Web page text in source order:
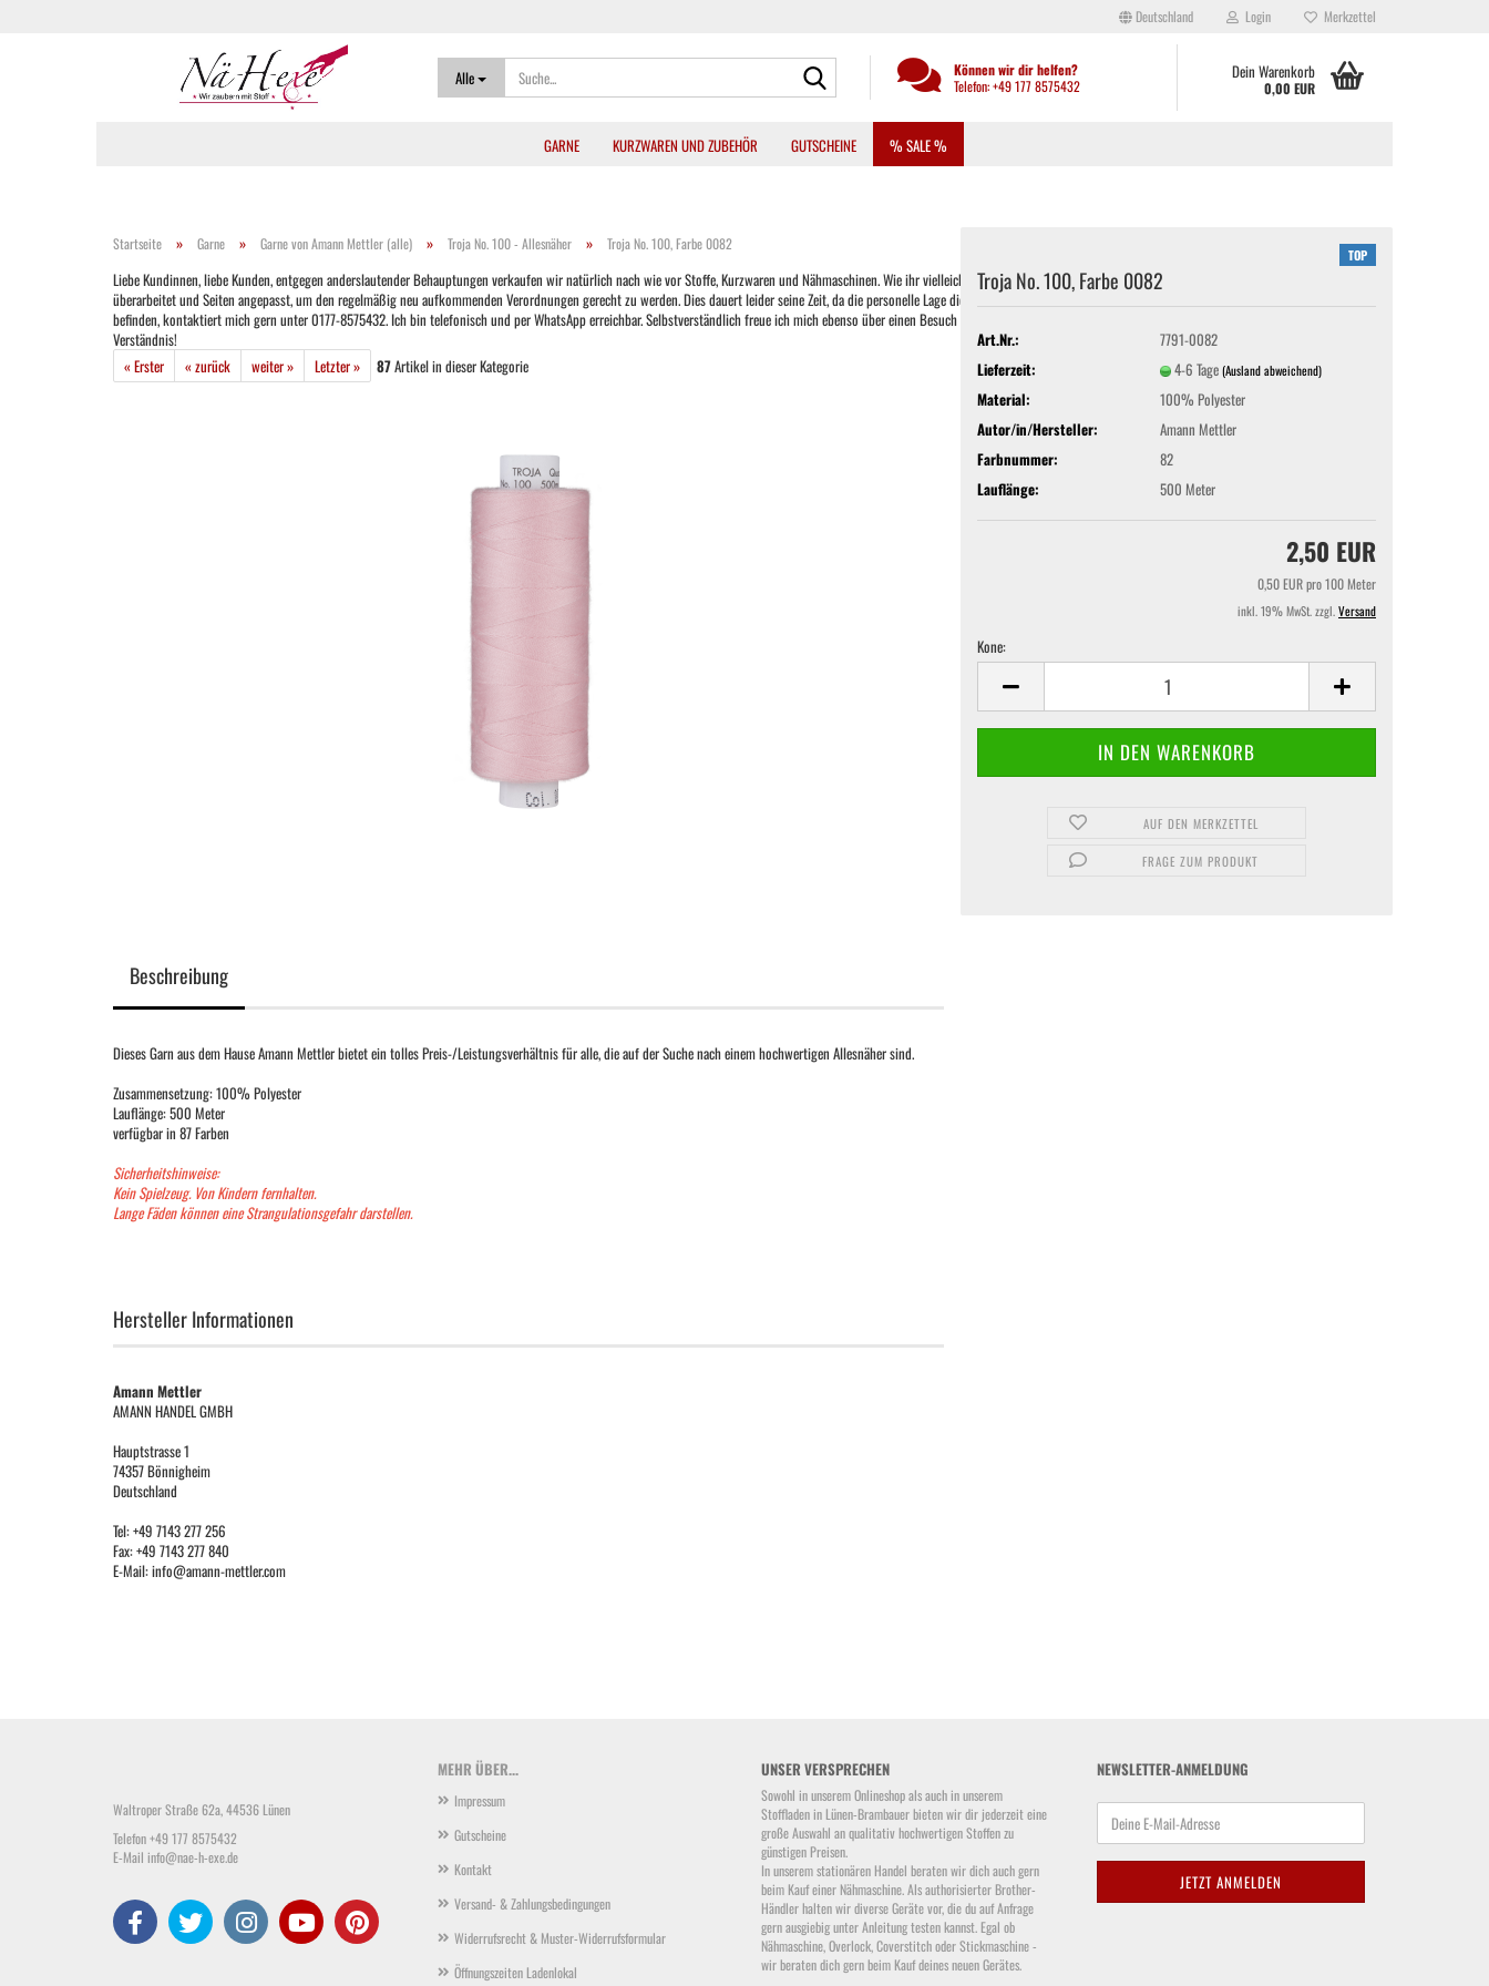
Deutschland Login Merkzettel
Alle
Können wir dir helfen?
Telefon: +49 177 8575432
Dein Warenkorb
0,00 EUR
GARNE KURZWAREN UND ZUBEHÖR GUTSCHEINE % SALE %
Startseite » Garne » Garne von Amann Mettler (alle) » Troja No. 100 - Allesnäher » Troja No. 100, Farbe 0082
Liebe Kundinnen, liebe Kunden, entgegen anderslautender Behauptungen verkaufen wir natürlich nach wie vor Stoffe, Kurzwaren und Nähmaschinen. Wie ihr vielleicht auch bei anderen kleinen Shops festgestellt habt, werden aktuell viele Artikel
überarbeitet und Seiten angepasst, um den regelmäßig neu aufkommenden Verordnungen gerecht zu werden. Dies dauert leider seine Zeit, da die personelle Lage dies oft nicht hergibt. Solltet ihr Artikel benötigen, die sich derzeit nicht im Shop
befinden, kontaktiert mich gern unter 0177-8575432. Ich bin telefonisch und per WhatsApp erreichbar. Selbstverständlich freue ich mich ebenso über einen Besuch im Laden: Waltroper Straße 62a, 44536 Lünen. Vielen Dank für euer
Verständnis!
« Erster
« zurück weiter » Letzter » 87Artikel in dieser Kategorie
TOP
Troja No. 100, Farbe 0082
Art.Nr.:
7791-0082
Lieferzeit:
4-6 Tage(Ausland abweichend)
Material:
100% Polyester
Autor/in/Hersteller:
Amann Mettler
Farbnummer:
82
Lauflänge:
500 Meter
2,50 EUR
0,50 EUR pro 100 Meter
inkl. 19% MwSt. zzgl.Versand
Kone:
AUF DEN MERKZETTEL
FRAGE ZUM PRODUKT
Beschreibung
Dieses Garn aus dem Hause Amann Mettler bietet ein tolles Preis-/Leistungsverhältnis für alle, die auf der Suche nach einem hochwertigen Allesnäher sind.
Zusammensetzung: 100% Polyester
Lauflänge: 500 Meter
verfügbar in 87 Farben
Sicherheitshinweise:
Kein Spielzeug. Von Kindern fernhalten.
Lange Fäden können eine Strangulationsgefahr darstellen.
Hersteller Informationen
Amann Mettler
AMANN HANDEL GMBH
Hauptstrasse 1
74357 Bönnigheim
Deutschland
Tel: +49 7143 277 256
Fax: +49 7143 277 840
E-Mail: info@amann-mettler.com
MEHR ÜBER...
Impressum
Gutscheine
Kontakt
Versand- & Zahlungsbedingungen
Widerrufsrecht & Muster-Widerrufsformular
Öffnungszeiten Ladenlokal
UNSER VERSPRECHEN
Sowohl in unserem Onlineshop als auch in unserem
Stoffladen in Lünen-Brambauer bieten wir dir jederzeit eine
große Auswahl an qualitativ hochwertigen Stoffen zu
günstigen Preisen.
In unserem stationären Handel beraten wir dich auch gern
beim Kauf einer Nähmaschine. Als authorisierter Brother-
Händler halten wir diverse Geräte vor, die du auf Anfrage
gern ausgiebig unter Anleitung testen kannst. Egal ob
Nähmaschine, Overlock, Coverstitch oder Stickmaschine -
wir beraten dich gern beim Kauf deines neuen Gerätes.
NEWSLETTER-ANMELDUNG
Waltroper Straße 62a, 44536 Lünen
Telefon +49 177 8575432
E-Mail info@nae-h-exe.de